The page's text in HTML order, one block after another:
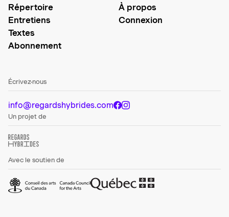
Répertoire
Entretiens
Textes
Abonnement
À propos
Connexion
Écrivez-nous
info@regardshybrides.com
Un projet de
Avec le soutien de